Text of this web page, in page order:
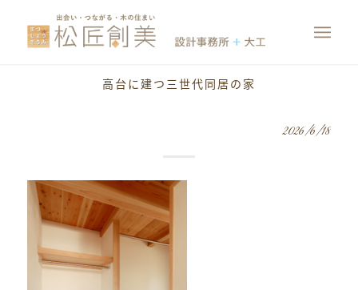
高台に建つ三世代同居の家
2026/6/18